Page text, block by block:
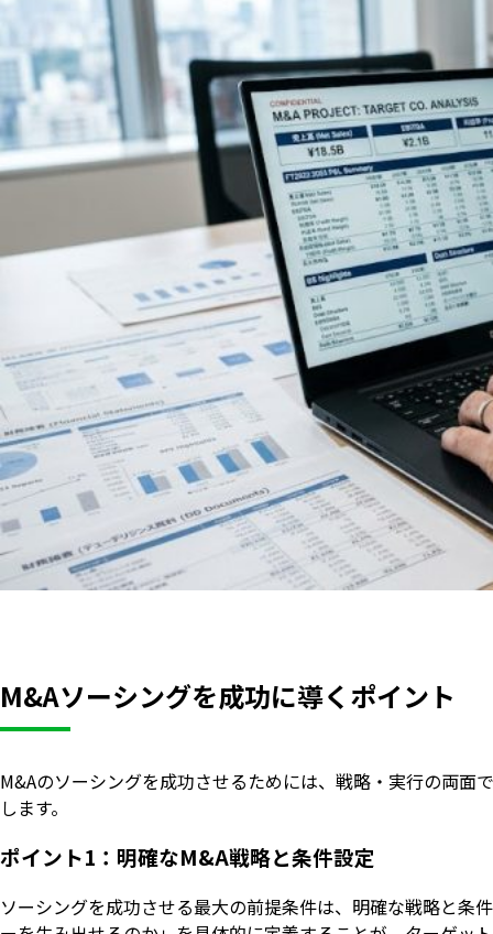
M&Aソーシングを成功に導くポイント
M&Aのソーシングを成功させるためには、戦略・実行の両
します。
ポイント1：明確なM&A戦略と条件設定
ソーシングを成功させる最大の前提条件は、明確な戦略と条